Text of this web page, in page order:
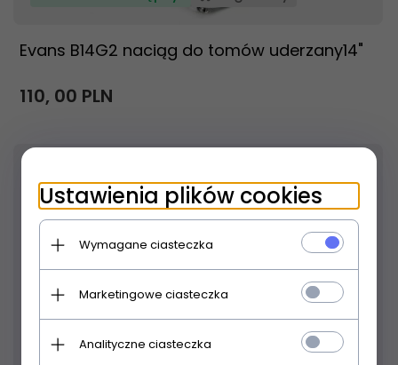
Evans B14G2 naciąg do tomów uderzany14"
110, 00 PLN
Ustawienia plików cookies
Wymagane ciasteczka
Marketingowe ciasteczka
Analityczne ciasteczka